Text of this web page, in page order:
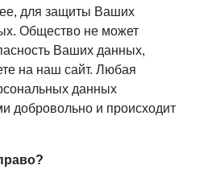
для защиты Ваших
Общество не может
Ваших данных,
на наш сайт. Любая
данных
добровольно и происходит